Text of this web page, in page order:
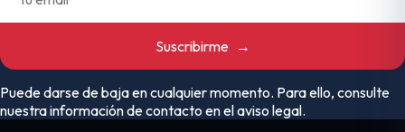
Suscribirme →
Puede darse de baja en cualquier momento. Para ello, consulte
nuestra información de contacto en el aviso legal.